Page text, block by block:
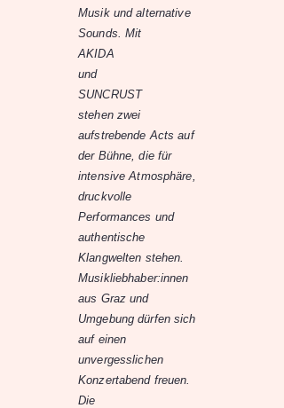
Musik und alternative
Sounds. Mit
AKIDA
und
SUNCRUST
stehen zwei
aufstrebende Acts auf
der Bühne, die für
intensive Atmosphäre,
druckvolle
Performances und
authentische
Klangwelten stehen.
Musikliebhaber:innen
aus Graz und
Umgebung dürfen sich
auf einen
unvergesslichen
Konzertabend freuen.
Die